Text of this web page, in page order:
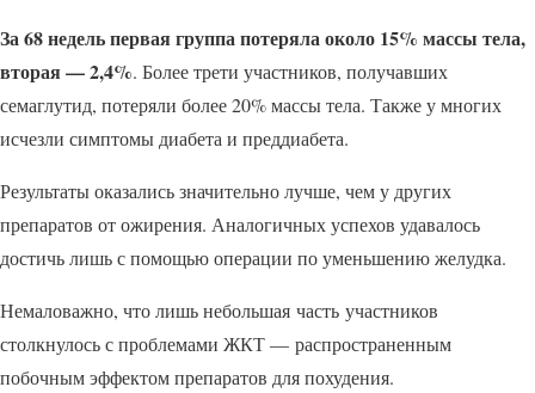
За 68 недель первая группа потеряла около 15% массы тела,
вторая — 2,4%. Более трети участников, получавших
семаглутид, потеряли более 20% массы тела. Также у многих
исчезли симптомы диабета и преддиабета.
Результаты оказались значительно лучше, чем у других
препаратов от ожирения. Аналогичных успехов удавалось
достичь лишь с помощью операции по уменьшению желудка.
Немаловажно, что лишь небольшая часть участников
столкнулось с проблемами ЖКТ — распространенным
побочным эффектом препаратов для похудения.